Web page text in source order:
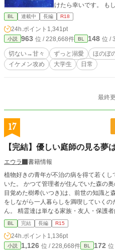
けたら幸いです。 もし「通報」という機能を使って意思表示
をしていただける方
形でご協力いただけ
ゃない」で検索して
ず、動画からこちら
の文章をしばらく載せておきます
みたい方、ぜひ…♡ 超モテまくりで遊んではいたけど好きっ
て気持ちも執着も知
位、猫可愛がりに可愛がる
とずつ色々成長もしているは
気力upします(*'ω'*)♡
マロから♡ 頂けると嬉しいです♡
た。 ◇ ◇ ◇ ◇ あまもあもさま に描いて頂いた素敵な
と思います🩷
BL 連載中 長編 R18
24h.ポイント 1,341pt
小説 963 位 / 228,668件 BL 148 位 /
切ない→甘々 ずっと溺愛 ほのぼ
イケメン攻め
大学生 日常
最終
17
【完結】優しい庭師の見る夢
エウラ
書籍情報
植物好きの青年が不治の病を得て若く
いた。 かつて管理者が住んでいた森の奥の小さなロッジで１５歳くらいの体で
目覚めた樹希(いつき)は、前世の知識と
をしながら一人暮らしを満喫していくのだが･･･。 ※主人公総受
ん。 精霊達は単なる家族・友人・保護
認識です。 基本的にほのぼのした話に
新。 ※タグには入れてませんが、女性もいます。 魔法や魔法薬で同性同士でも
子供が出来るというふんわり設定。 ※10万字いっても終わらないので、一応、
長編に切り替えます。 お付き合い下さ
BL 完結 長編 R15
24h.ポイント 1,136pt
小説 1,126 位 / 228,668件 BL 172